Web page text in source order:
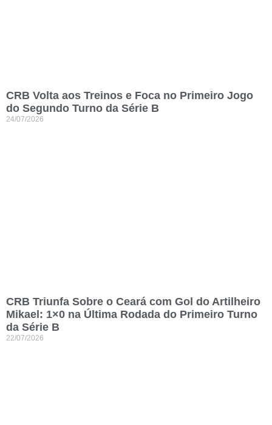
CRB Volta aos Treinos e Foca no Primeiro Jogo
do Segundo Turno da Série B
24/07/2026
CRB Triunfa Sobre o Ceará com Gol do Artilheiro
Mikael: 1×0 na Última Rodada do Primeiro Turno
da Série B
22/07/2026